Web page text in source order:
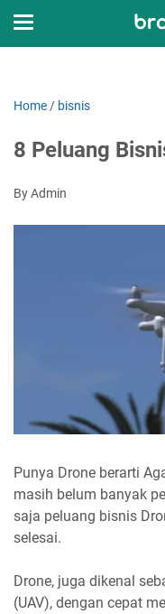
Home / bisnis
8 Peluang
By Admin
Punya Drone berarti
masih belum banyak
saja peluang bisnis
selesai.
Drone, juga dikenal
(UAV), dengan cepat